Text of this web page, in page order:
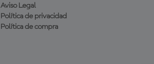
Aviso Legal
Política de privacidad
Política de compra